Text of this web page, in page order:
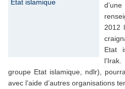
2012
Etat
groupe Etat islamique, ndlr),
avec l’aide d’autres organisations